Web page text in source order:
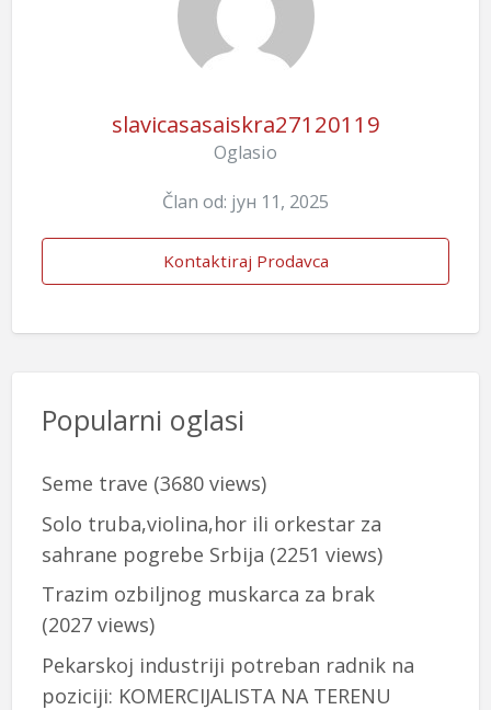
slavicasasaiskra27120119
Oglasio
Član od: јун 11, 2025
Kontaktiraj Prodavca
Popularni oglasi
Seme trave (3680 views)
Solo truba,violina,hor ili orkestar za
sahrane pogrebe Srbija (2251 views)
Trazim ozbiljnog muskarca za brak
(2027 views)
Pekarskoj industriji potreban radnik na
poziciji: KOMERCIJALISTA NA TERENU